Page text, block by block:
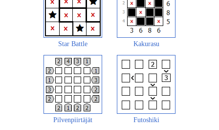
Star Battle Kakurasu
Pilvenpiirtäjät Futoshiki